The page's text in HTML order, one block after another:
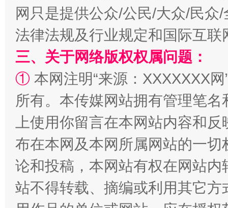
网只是提供公众/公民/大众/民
法律法规及行业规定和国际互
三、关于网络版权权属问题：
① 本网注明“来源：XXXXXXX
所有。本传媒网站拥有管理笔
上使用你留言在本网站内容和
布在本网及本网所属网站的一
论和投稿，本网站有权在网站
站不得转载、摘编或利用其它